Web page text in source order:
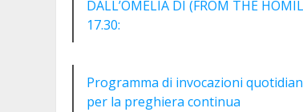
DALL’OMELIA DI (FROM THE
17.30:
Programma di invocazioni
per la preghiera continua